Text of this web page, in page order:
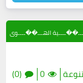
0
(0)
الهـــ��ــــوى